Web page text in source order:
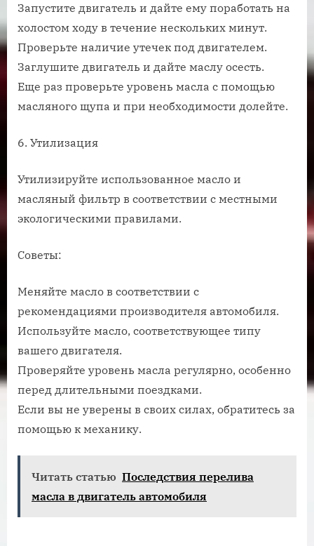
Запустите двигатель и дайте ему поработать на
холостом ходу в течение нескольких минут.
Проверьте наличие утечек под двигателем.
Заглушите двигатель и дайте маслу осесть.
Еще раз проверьте уровень масла с помощью
масляного щупа и при необходимости долейте.
6. Утилизация
Утилизируйте использованное масло и
масляный фильтр в соответствии с местными
экологическими правилами.
Советы:
Меняйте масло в соответствии с
рекомендациями производителя автомобиля.
Используйте масло, соответствующее типу
вашего двигателя.
Проверяйте уровень масла регулярно, особенно
перед длительными поездками.
Если вы не уверены в своих силах, обратитесь за
помощью к механику.
Читать статью Последствия перелива
масла в двигатель автомобиля